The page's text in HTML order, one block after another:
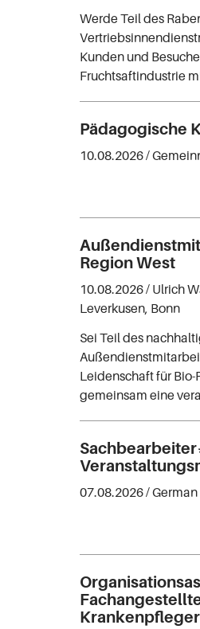
Werde Teil des
Kunden und
Fruchtsaftindustrie
Pädagogische
10.08.2026 /
Region West
10.08.2026 / Ulrich
Leverkusen, Bonn
Sei Teil des
Leidenschaft für
gemeinsam eine
07.08.2026 /German